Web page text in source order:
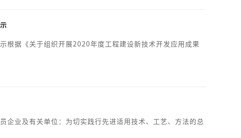
据《关于组织开展2020年度工程建设新技术开发应用成果
企业及有关单位：为切实践行先进适用技术、工艺、方法的总